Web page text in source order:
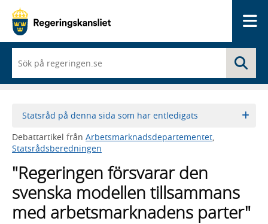
du
börjar
skriva
framträder
lista
med
sökförslag
Statsråd på denna sida som har entledigats
Debattartikel från Arbetsmarknadsdepartementet
Statsrådsberedningen
"Regeringen försvarar den
svenska modellen tillsammans
med arbetsmarknadens parter"